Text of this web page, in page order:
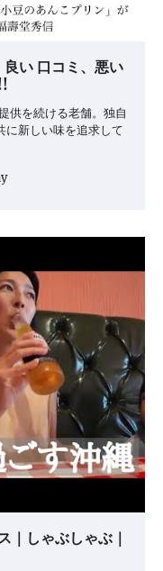
い 口コミ、悪い
供を続ける老舗。独自
に新しい味を追求して
｜しゃぶしゃぶ｜